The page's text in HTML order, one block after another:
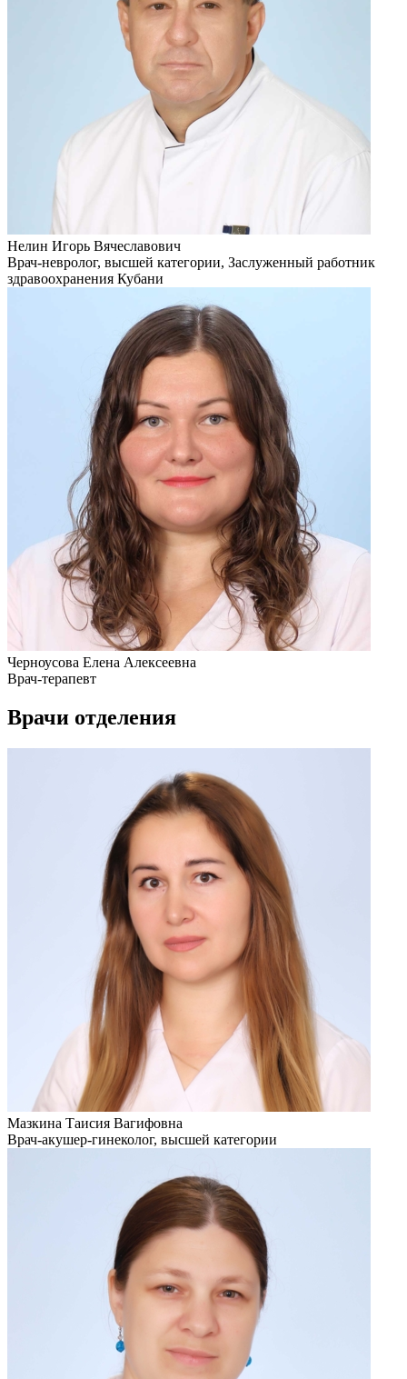
Нелин Игорь Вячеславович
Врач-невролог, высшей категории, Заслуженный работник
здравоохранения Кубани
Черноусова Елена Алексеевна
Врач-терапевт
Врачи отделения
Мазкина Таисия Вагифовна
Врач-акушер-гинеколог, высшей категории